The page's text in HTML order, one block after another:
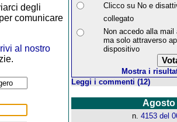
degli
comunicare
al nostro
Clicco su No e
collegato
Non accedo alla
ma solo attraverso
dispositivo
Mostra i
Leggi i commenti (12)
Agosto
n.4153 del